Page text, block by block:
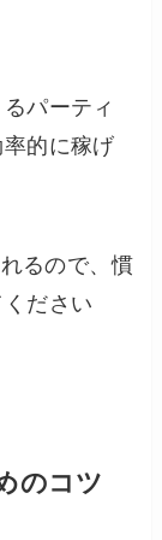
パーティ
的に稼げ
るので、慣
ださい
のコツ